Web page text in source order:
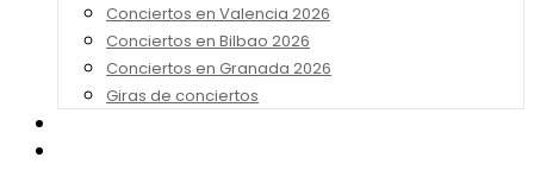
Conciertos en Valencia 2026
Conciertos en Bilbao 2026
Conciertos en Granada 2026
Giras de conciertos